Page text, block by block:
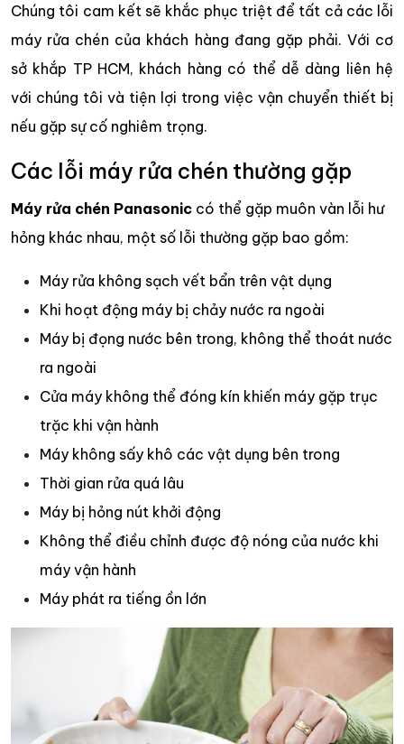
Chúng tôi cam kết sẽ khắc phục triệt để tất cả các lỗi
máy rửa chén của khách hàng đang gặp phải. Với cơ
sở khắp TP HCM, khách hàng có thể dễ dàng liên hệ
với chúng tôi và tiện lợi trong việc vận chuyển thiết bị
nếu gặp sự cố nghiêm trọng.
Các lỗi máy rửa chén thường gặp
Máy rửa chén Panasonic có thể gặp muôn vàn lỗi hư
hỏng khác nhau, một số lỗi thường gặp bao gồm:
Máy rửa không sạch vết bẩn trên vật dụng
Khi hoạt động máy bị chảy nước ra ngoài
Máy bị đọng nước bên trong, không thể thoát nước
ra ngoài
Cửa máy không thể đóng kín khiến máy gặp trục
trặc khi vận hành
Máy không sấy khô các vật dụng bên trong
Thời gian rửa quá lâu
Máy bị hỏng nút khởi động
Không thể điều chỉnh được độ nóng của nước khi
máy vận hành
Máy phát ra tiếng ồn lớn